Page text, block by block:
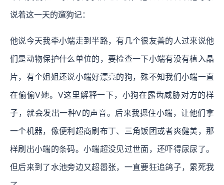
说着这一天的遛狗记：
他说今天我牵小端走到半路，有几个很友善的人过来说他
们是动物保护什么单位的，要检查一下小端有没有植入晶
片，有个姐姐还说小端好漂亮的狗，殊不知我们小端一直
在偷偷V她。V这里解释一下，小狗在露齿威胁对方的样
子，就会发出一种V的声音。后来我摁住小端，让他们拿
一个机器，像便利超商刷布丁、三角饭团或者爽健美，那
样刷出小端的条码。小端超没见过世面，还吓得尿尿了。
但后来到了水池旁边又超嚣张，一直要狂追鸽子，累死我